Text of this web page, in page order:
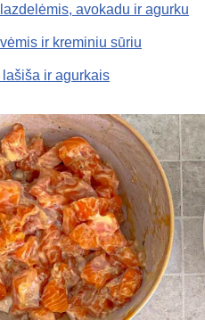
avokadu ir agurku
ir kreminiu sūriu
ir agurkais